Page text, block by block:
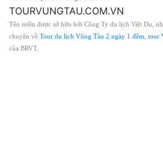
TOURVUNGTAU.COM.VN
Tên miền được sở hữu bởi Công Ty du lịch Việt Du,
chuyên về Tour du lịch Vũng Tàu 2 ngày 1 đêm tour
của BRVT.